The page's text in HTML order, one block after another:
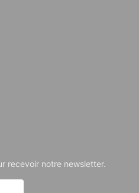
recevoir notre newsletter.